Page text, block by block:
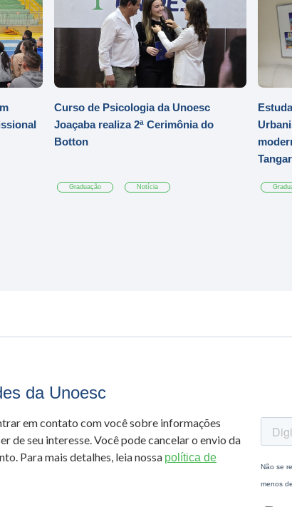
Curso de Psicologia da Unoesc
Joaçaba realiza 2ª Cerimônia do
Botton
Graduação Notícia
da Unoesc
em contato com você sobre informações
de seu interesse. Você pode cancelar o envio da
Para mais detalhes, leia nossa política de